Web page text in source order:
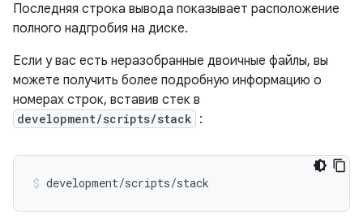
Последняя строка вывода показывает расположение
полного надгробия на диске.
Если у вас есть неразобранные двоичные файлы, вы
можете получить более подробную информацию о
номерах строк, вставив стек в
development/scripts/stack :